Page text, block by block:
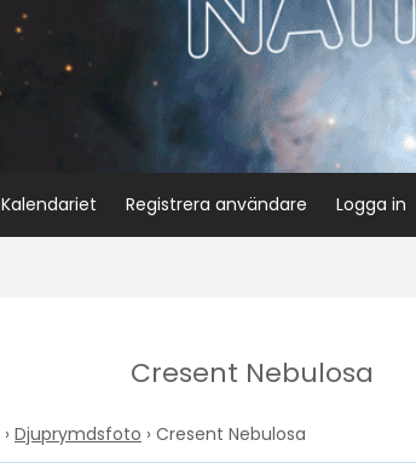
Kalendariet Registrera användare Logga in
Cresent Nebulosa
› Djuprymdsfoto › Cresent Nebulosa